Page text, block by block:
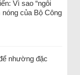
Vì sao “ngôi
của Bộ Công
nhường đặc